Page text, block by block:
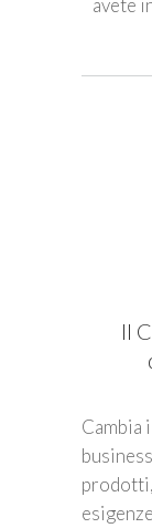
avete
Il
Cambia